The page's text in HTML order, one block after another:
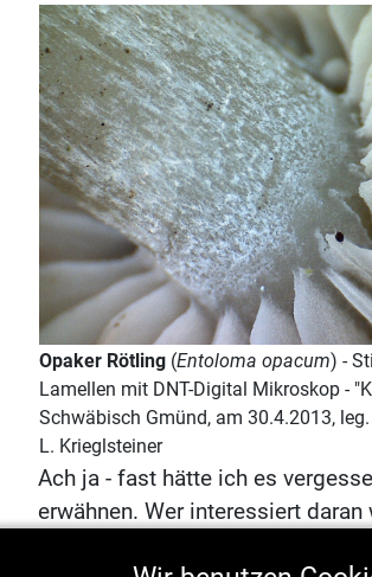
Opaker Rötling (Entoloma opacum) -
Lamellen mit DNT-Digital Mikroskop -
Schwäbisch Gmünd, am 30.4.2013,
L. Krieglsteiner
Ach ja - fast hätte ich es
erwähnen. Wer interessiert daran